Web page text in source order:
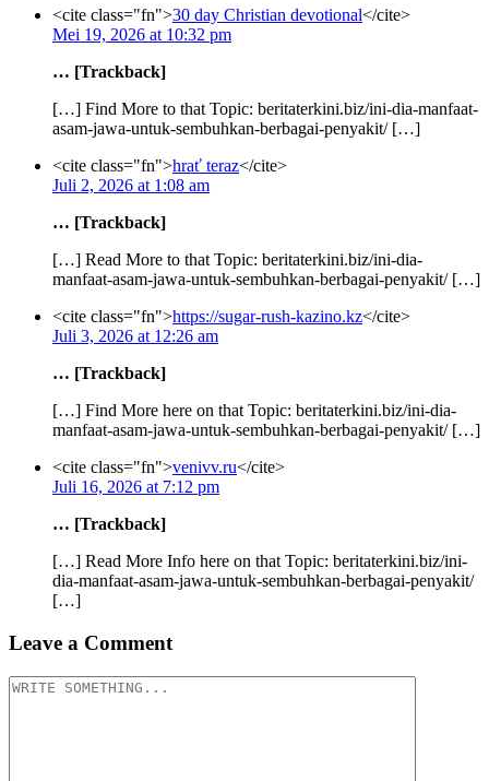
<cite class="fn">30 day Christian devotional</cite>
Mei 19, 2026 at 10:32 pm
… [Trackback]
[…] Find More to that Topic: beritaterkini.biz/ini-dia-manfaat-
asam-jawa-untuk-sembuhkan-berbagai-penyakit/ […]
<cite class="fn">hrať teraz</cite>
Juli 2, 2026 at 1:08 am
… [Trackback]
[…] Read More to that Topic: beritaterkini.biz/ini-dia-
manfaat-asam-jawa-untuk-sembuhkan-berbagai-penyakit/ […]
<cite class="fn">https://sugar-rush-kazino.kz</cite>
Juli 3, 2026 at 12:26 am
… [Trackback]
[…] Find More here on that Topic: beritaterkini.biz/ini-dia-
manfaat-asam-jawa-untuk-sembuhkan-berbagai-penyakit/ […]
<cite class="fn">venivv.ru</cite>
Juli 16, 2026 at 7:12 pm
… [Trackback]
[…] Read More Info here on that Topic: beritaterkini.biz/ini-
dia-manfaat-asam-jawa-untuk-sembuhkan-berbagai-penyakit/
[…]
Leave a Comment